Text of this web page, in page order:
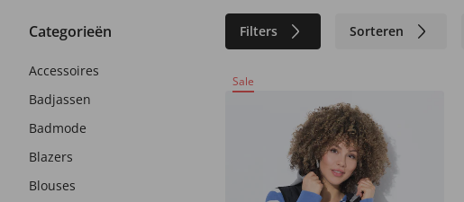
Categorieën Filters Sorteren
Accessoires
Badjassen
Badmode
Blazers
Blouses
Sale